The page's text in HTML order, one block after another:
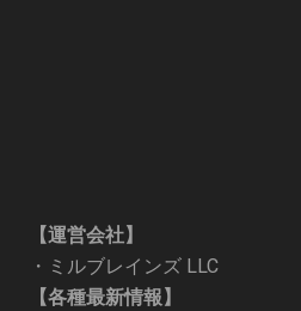
【運営会社】
・ ミルブレインズ LLC
【各種最新情報】